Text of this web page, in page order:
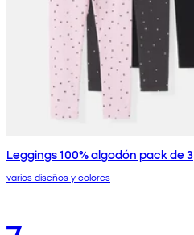
Leggings 100% algodón pack de 3
varios diseños y colores